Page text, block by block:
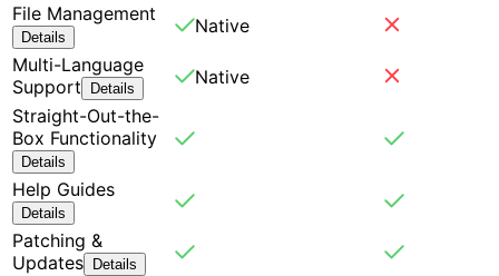
File Management
Details
Native
Multi-Language
Support
Details
Native
Straight-Out-the-
Box Functionality
Details
Help Guides
Details
Patching &
Updates Details